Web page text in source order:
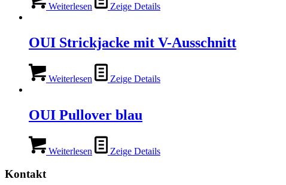
Weiterlesen Zeige Details
OUI Strickjacke mit V-Ausschnitt
Weiterlesen Zeige Details
OUI Pullover blau
Weiterlesen Zeige Details
Kontakt